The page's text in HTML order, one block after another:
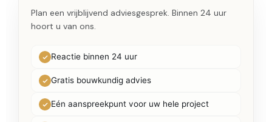
Plan een vrijblijvend adviesgesprek. Binnen 24 uur
hoort u van ons.
Reactie binnen 24 uur
Gratis bouwkundig advies
Eén aanspreekpunt voor uw hele project